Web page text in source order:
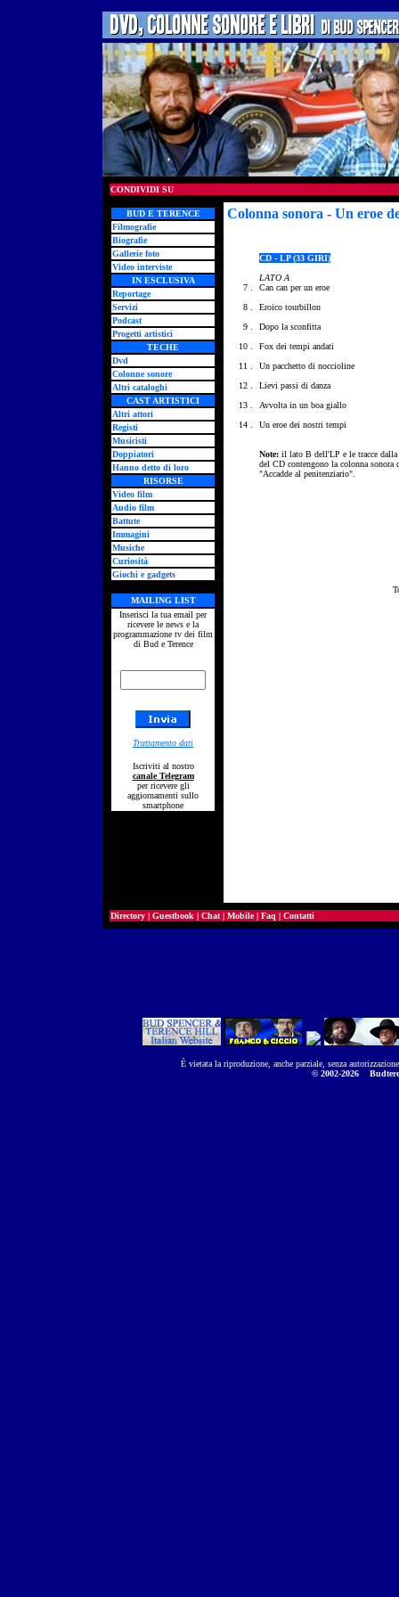
CONDIVIDI SU
BUD E TERENCE
Filmografie
Biografie
Gallerie foto
Video interviste
IN ESCLUSIVA
Reportage
Servizi
Podcast
Progetti artistici
TECHE
Dvd
Colonne sonore
Altri cataloghi
CAST ARTISTICI
Altri attori
Registi
Musicisti
Doppiatori
Hanno detto di loro
RISORSE
Video film
Audio film
Battute
Immagini
Musiche
Curiosità
Giochi e gadgets
MAILING LIST
Inserisci la tua email per
ricevere le news e la
programmazione tv dei film
di Bud e Terence
Trattamento dati
Iscriviti al nostro
canale Telegram
per ricevere gli
aggiornamenti sullo
smartphone
Colonna sonora - Un eroe
7 .
8 .
9 .
10 .
11 .
12 .
13 .
14 .
CD - LP (33 GIRI)
LATO A
Can can per un eroe
Eroico tourbillon
Dopo la sconfitta
Fox dei tempi andati
Un pacchetto di noccioline
Lievi passi di danza
Avvolta in un boa giallo
Un eroe dei nostri tempi
Note: il lato B dell'LP e le tracce
del CD contengono la colonna sonora
"Accadde al penitenziario".
Directory | Guestbook | Chat | Mobile| Faq | Contatti
È vietata la riproduzione, anche parziale, senza
© 2002-2026